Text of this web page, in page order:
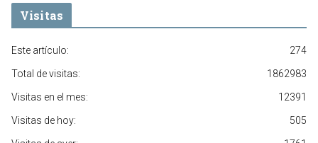
Visitas
274
Este artículo:
1862983
Total de visitas:
12391
Visitas en el mes:
505
Visitas de hoy: